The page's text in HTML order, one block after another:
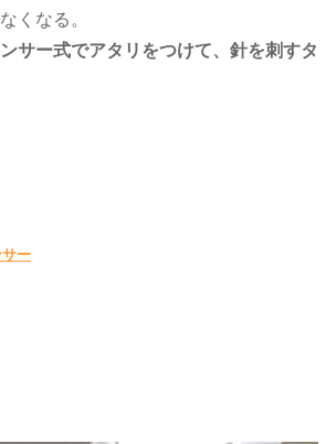
くなる。
サー式でアタリをつけて、針を刺すタ
ー